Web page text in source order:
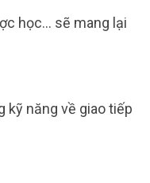
học… sẽ mang lại
kỹ năng về giao tiếp